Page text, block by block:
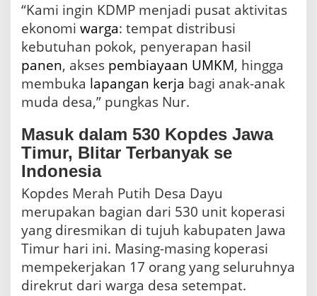
“Kami ingin KDMP menjadi pusat aktivitas
ekonomi warga: tempat distribusi
kebutuhan pokok, penyerapan hasil
panen, akses pembiayaan UMKM, hingga
membuka lapangan kerja bagi anak-anak
muda desa,” pungkas Nur.
Masuk dalam 530 Kopdes Jawa
Timur, Blitar Terbanyak se
Indonesia
Kopdes Merah Putih Desa Dayu
merupakan bagian dari 530 unit koperasi
yang diresmikan di tujuh kabupaten Jawa
Timur hari ini. Masing-masing koperasi
mempekerjakan 17 orang yang seluruhnya
direkrut dari warga desa setempat.